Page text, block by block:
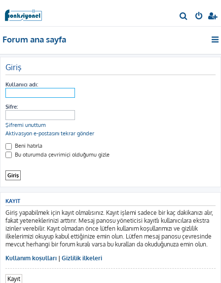
r
Forum ana sayfa
Giriş
Kullanıcı adı:
Şifre:
Şifremi unuttum
Aktivasyon e-postasını tekrar gönder
Beni hatırla
Bu oturumda çevrimiçi olduğumu gizle
KAYIT
Giriş yapabilmek için kayıt olmalısınız. Kayıt işlemi sadece bir kaç dakikanızı alır,
fakat yeteneklerinizi arttırır. Mesaj panosu yöneticisi kayıtlı kullanıcılara ekstra
izinler verebilir. Kayıt olmadan önce lütfen kullanım koşullarımızı ve gizlilik
ilkelerimizi okuyup kabul ettiğinize emin olun. Lütfen mesaj panosu çevresinde
mevcut herhangi bir forum kuralı varsa bu kuralları da okuduğunuza emin olun.
Kullanım koşulları | Gizlilik ilkeleri
Kayıt